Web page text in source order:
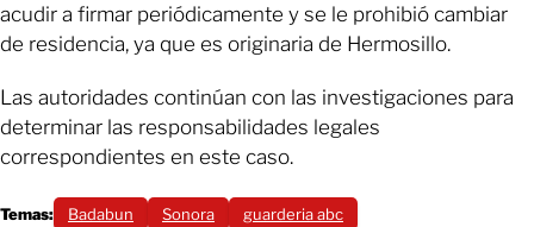
acudir a firmar periódicamente y se le prohibió cambiar
de residencia, ya que es originaria de Hermosillo.
Las autoridades continúan con las investigaciones para
determinar las responsabilidades legales
correspondientes en este caso.
Temas: Badabun Sonora guarderia abc